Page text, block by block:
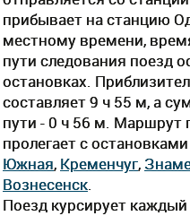
прибывает на станцию
местному времени,
пути следования поезд
остановках.
составляет 9 ч 55 м, а
пути - 0 ч 56 м. Маршрут
пролегает c
Южная, Кременчуг,
Вознесенск
Поезд курсирует каждый